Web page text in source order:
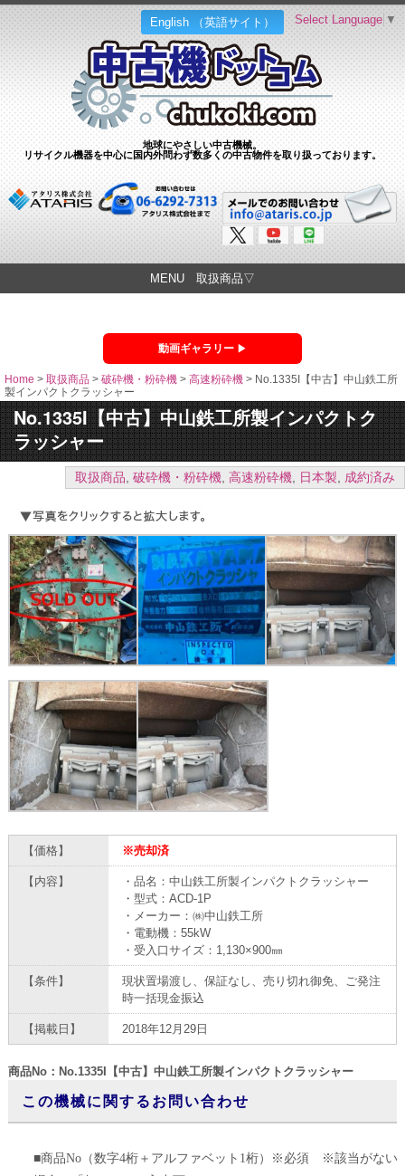
English （英語サイト）
地球にやさしい中古機械。
リサイクル機器を中心に国内外問わず数多くの中古物件を取り扱っております。
Select Language ▼
MENU 取扱商品▽
動画ギャラリー
Home > 取扱商品 > 破砕機・粉砕機 > 高速粉砕機 > No.1335I【中古】中山鉄工所
製インパクトクラッシャー
No.1335I【中古】中山鉄工所製インパクトク
ラッシャー
取扱商品, 破砕機・粉砕機, 高速粉砕機, 日本製, 成約済み
【価格】 ※売却済
【内容】
・品名：中山鉄工所製インパクトクラッシャー
・型式：ACD-1P
・メーカー：㈱中山鉄工所
・電動機：55kW
・受入口サイズ：1,130×900㎜
【条件】
現状置場渡し、保証なし、売り切れ御免、ご発注
時一括現金振込
【掲載日】 2018年12月29日
商品No：No.1335I【中古】中山鉄工所製インパクトクラッシャー
この機械に関するお問い合わせ